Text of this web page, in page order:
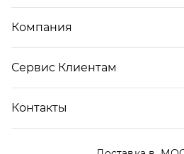
Компания
Сервис Клиентам
Контакты